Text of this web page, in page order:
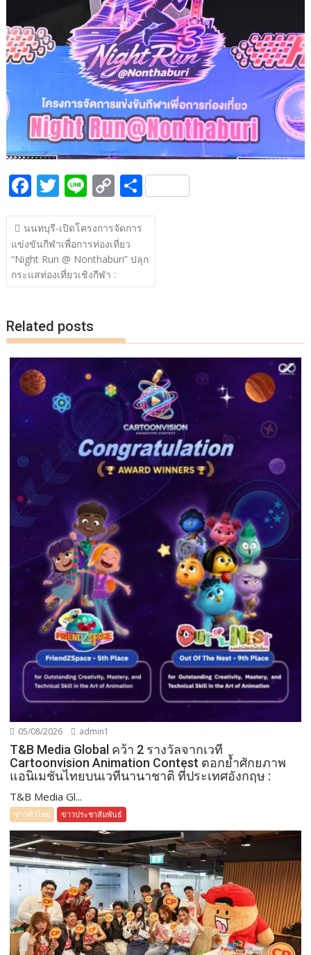
o
o
k
Li
n
k
F
ac
e
b
o
o
k
T
w
itt
er
Li
n
e
C
o
p
y
Li
n
S
h
e
แนะแนว
เรื่อง
นนทบุรี-เปิดโครงการจัดการ
แข่งขันกีฬาเพื่อการท่องเที่ยว
“Night Run @ Nonthaburi” ปลุก
กระแสท่องเที่ยวเชิงกีฬา :
Related posts
05/08/2026 admin1
T&B Media Global คว้า 2 รางวัลจากเวที
Cartoonvision Animation Contest ตอกย้ำศักยภาพ
แอนิเมชันไทยบนเวทีนานาชาติ ที่ประเทศอังกฤษ :
T&B Media Gl...
ข่าวทั่วไทย ข่าวประชาสัมพันธ์